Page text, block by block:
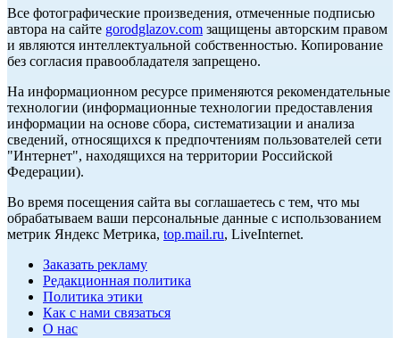
Все фотографические произведения, отмеченные подписью
автора на сайте gorodglazov.com защищены авторским правом
и являются интеллектуальной собственностью. Копирование
без согласия правообладателя запрещено.
На информационном ресурсе применяются рекомендательные
технологии (информационные технологии предоставления
информации на основе сбора, систематизации и анализа
сведений, относящихся к предпочтениям пользователей сети
"Интернет", находящихся на территории Российской
Федерации).
Во время посещения сайта вы соглашаетесь с тем, что мы
обрабатываем ваши персональные данные с использованием
метрик Яндекс Метрика, top.mail.ru, LiveInternet.
Заказать рекламу
Редакционная политика
Политика этики
Как с нами связаться
О нас